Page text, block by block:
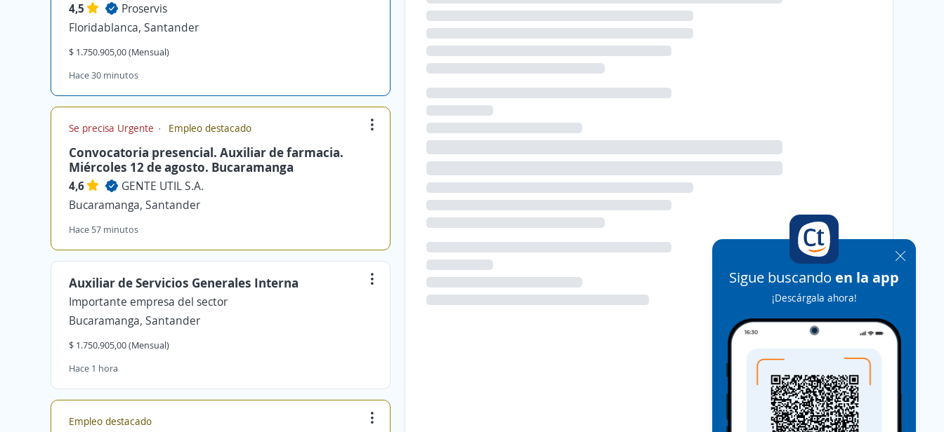
4,5
Proservis
Floridablanca, Santander
$ 1.750.905,00 (Mensual)
Hace 30 minutos
Se precisa Urgente Empleo destacado
Convocatoria presencial. Auxiliar de farmacia.
Miércoles 12 de agosto. Bucaramanga
4,6
GENTE UTIL S.A.
Bucaramanga, Santander
Hace 57 minutos
Auxiliar de Servicios Generales Interna
Importante empresa del sector
Bucaramanga, Santander
$ 1.750.905,00 (Mensual)
Hace 1 hora
Empleo destacado
Sigue buscando en la app
¡Descárgala ahora!